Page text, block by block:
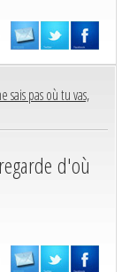
sais pas où tu vas,
d'où